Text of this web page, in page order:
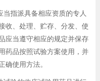
指派具备相应资质的专人
收、处理、贮存、分发、使
应当遵守相应的规定并保存
药品按照试验方案使用，并
确使用方法。